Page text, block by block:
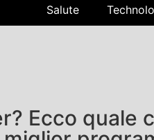
Salute
Ecco quale